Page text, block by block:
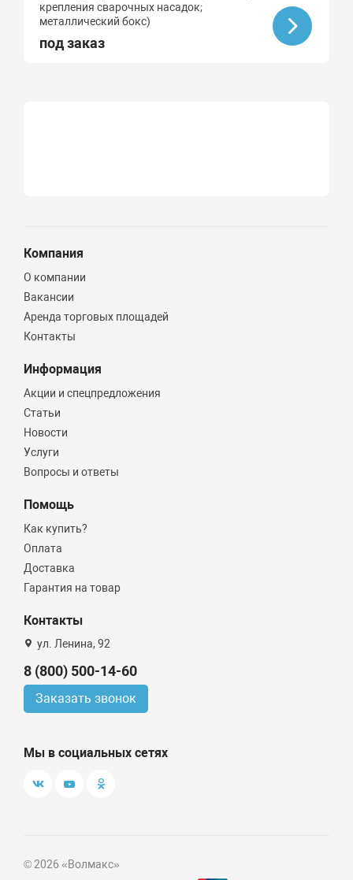
крепления сварочных насадок;
металлический бокс)
под заказ
Компания
О компании
Вакансии
Аренда торговых площадей
Контакты
Информация
Акции и спецпредложения
Статьи
Новости
Услуги
Вопросы и ответы
Помощь
Как купить?
Оплата
Доставка
Гарантия на товар
Контакты
ул. Ленина, 92
8 (800) 500-14-60
Заказать звонок
Мы в социальных сетях
© 2026 «Волмакс»